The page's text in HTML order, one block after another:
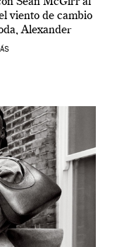
viento de cambio
Alexander
una […]